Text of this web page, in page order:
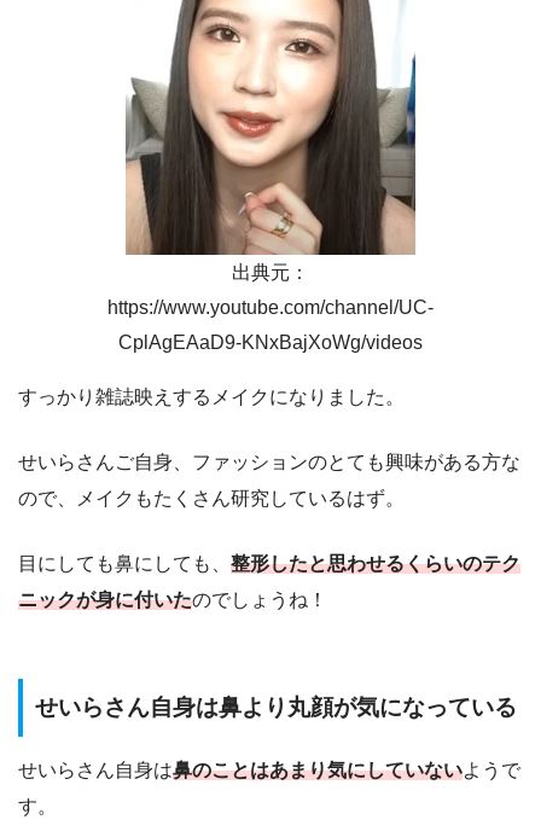
出典元：
https://www.youtube.com/channel/UC-
CplAgEAaD9-KNxBajXoWg/videos
すっかり雑誌映えするメイクになりました。
せいらさんご自身、ファッションのとても興味がある方な
ので、メイクもたくさん研究しているはず。
目にしても鼻にしても、 整形したと思わせるくらいのテク
ニックが身に付いたのでしょうね！
せいらさん自身は鼻より丸顔が気になっている
せいらさん自身は鼻のことはあまり気にしていないようで
す。